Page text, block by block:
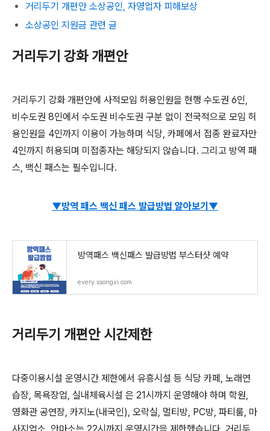
거리두기 개편안 소상공인, 자영업자 피해보상
소상공인 지원금 관련 글
거리두기 강화 개편안
거리두기 강화 개편안에 사적모임 허용인원을 현행 수도권 6인,
비수도권 8인에서 수도권 비수도권 구분 없이 전국적으로 모임 허
용인원을 4인까지 이용이 가능하며 식당, 카페에서 접종 완료자만
4인까지 허용되며 미접종자는 해당되지 않습니다. 그리고 방역 패
스, 백신 패스는 필수입니다.
▼방역 패스 백신 패스 발급방법 알아보기▼
방역패스 백신패스 발급방법 부스터샷 예약
every.ssongxi.com
거리두기 개편안 시간제한
다중이용시설 운영시간 제한에서 유흥시설 등 식당 카페, 노래연
습장, 목욕장업, 실내체육시설 은 21시까지 운영해야 하며 학원,
영화관 공연장, 카지노(내국인), 오락실, 멀티방, PC방, 파티룸, 마